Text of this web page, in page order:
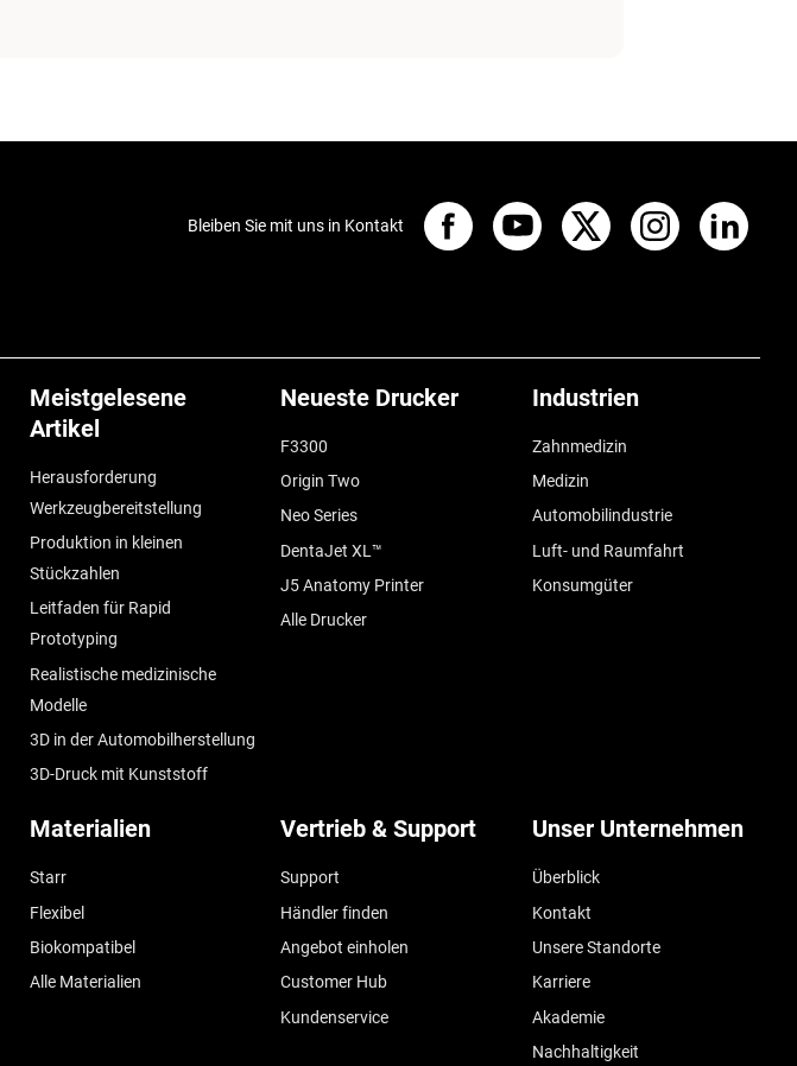
Meistgelesene
Artikel
Herausforderung
Werkzeugbereitstellung
Produktion in kleinen
Stückzahlen
Leitfaden für Rapid
Prototyping
Realistische medizinische
Modelle
3D in der Automobilherstellung
3D-Druck mit Kunststoff
Neueste Drucker
F3300
Origin Two
Neo Series
DentaJet XL™
J5 Anatomy Printer
Alle Drucker
Industrien
Zahnmedizin
Medizin
Automobilindustrie
Luft- und Raumfahrt
Konsumgüter
Materialien
Starr
Flexibel
Biokompatibel
Alle Materialien
Vertrieb & Support
Support
Händler finden
Angebot einholen
Customer Hub
Kundenservice
Unser Unternehmen
Überblick
Kontakt
Unsere Standorte
Karriere
Akademie
Nachhaltigkeit
Bleiben Sie mit uns in Kontakt